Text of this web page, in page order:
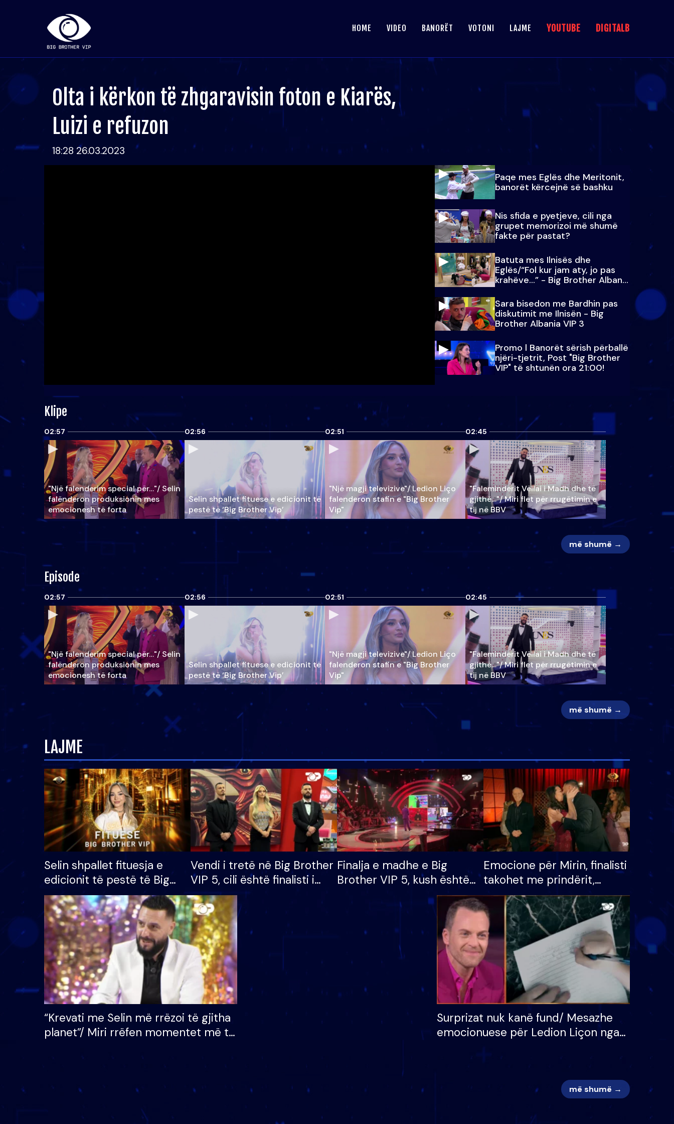
HOME VIDEO BANORËT VOTONI LAJME YOUTUBE DIGITALB
Olta i kërkon të zhgaravisin foton e Kiarës,
Luizi e refuzon
18:28 26.03.2023
Paqe mes Eglës dhe Meritonit,
banorët kërcejnë së bashku
Nis sfida e pyetjeve, cili nga
grupet memorizoi më shumë
fakte për pastat?
Batuta mes Ilnisës dhe
Eglës/“Fol kur jam aty, jo pas
krahëve…” - Big Brother Albania
VIP 3
Sara bisedon me Bardhin pas
diskutimit me Ilnisën - Big
Brother Albania VIP 3
Promo l Banorët sërish përballë
njëri-tjetrit, Post "Big Brother
VIP" të shtunën ora 21:00!
Klipe
02:57
"Një falenderim special për…"/ Selin
falënderon produksionin mes
emocionesh të forta
02:56
Selin shpallet fituese e edicionit të
pestë të ‘Big Brother Vip’
02:51
"Një magji televizive"/ Ledion Liço
falenderon stafin e "Big Brother
Vip"
02:45
"Faleminderit Vëllai i Madh dhe të
gjithë…"/ Miri flet për rrugëtimin e
tij në BBV
më shumë →
Episode
02:57
"Një falenderim special për…"/ Selin
falënderon produksionin mes
emocionesh të forta
02:56
Selin shpallet fituese e edicionit të
pestë të ‘Big Brother Vip’
02:51
"Një magji televizive"/ Ledion Liço
falenderon stafin e "Big Brother
Vip"
02:45
"Faleminderit Vëllai i Madh dhe të
gjithë…"/ Miri flet për rrugëtimin e
tij në BBV
më shumë →
LAJME
Selin shpallet fituesja e
edicionit të pestë të Big
Brother VIP, rrëmben
çmimin e madh prej 100
mijë eurosh
Vendi i tretë në Big Brother
VIP 5, cili është finalisti i
radhës që lë shtëpinë
Finalja e madhe e Big
Brother VIP 5, kush është
banori i parë që lë shtëpinë
dhe humb mundësinë për
të fituar çmimin e madh
Emocione për Mirin, finalisti
takohet me prindërit,
vajzën dhe bashkëshorten:
S’kemi ndonjë letër divorci
apo jo?
“Krevati me Selin më rrëzoi të gjitha
planet”/ Miri rrëfen momentet më të
mungojë zilja e mëngjesit kur…
Surprizat nuk kanë fund/ Mesazhe
emocionuese për Ledion Liçon nga
më shumë →